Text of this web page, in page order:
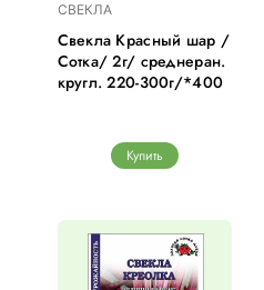
СВЕКЛА
Свекла Красный шар /
Сотка/ 2г/ среднеран.
кругл. 220-300г/*400
Купить